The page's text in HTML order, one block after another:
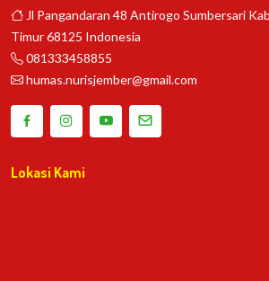
Jl Pangandaran 48 Antirogo Sumbersari
Timur 68125 Indonesia
081333458855
humas.nurisjember@gmail.com
Lokasi Kami